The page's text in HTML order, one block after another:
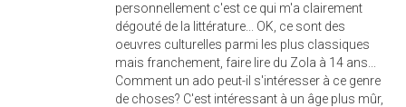
personnellement c'est ce qui m'a clairement
dégouté de la littérature... OK, ce sont des
oeuvres culturelles parmi les plus classiques
mais franchement, faire lire du Zola à 14 ans...
Comment un ado peut-il s'intéresser à ce genre
de choses? C'est intéressant à un âge plus mûr,